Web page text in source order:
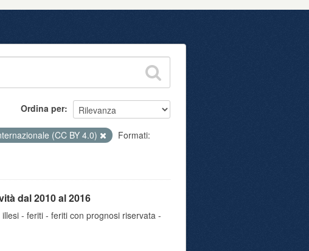
Ordina per
(CC BY 4.0)
Formati:
dal 2010 al 2016
- feriti - feriti con prognosi riservata -